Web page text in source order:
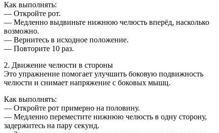
Как выполнять:
— Откройте рот.
— Медленно выдвиньте нижнюю челюсть вперёд, насколько
возможно.
— Вернитесь в исходное положение.
— Повторите 10 раз.
2. Движение челюсти в стороны
Это упражнение помогает улучшить боковую подвижность
челюсти и снимает напряжение с боковых мышц.
Как выполнять:
— Откройте рот примерно на половину.
— Медленно переместите нижнюю челюсть в одну сторону,
задержитесь на пару секунд.